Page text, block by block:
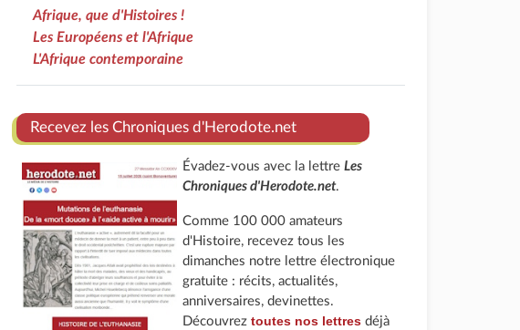
Afrique, que d'Histoires !
Les Européens et l'Afrique
L'Afrique contemporaine
Recevez les Chroniques d'Herodote.net
Évadez-vous avec la lettreLes
Chroniques d'Herodote.net.
Comme 100 000 amateurs
d'Histoire, recevez tous les
dimanches notre lettre électronique
gratuite : récits, actualités,
anniversaires, devinettes.
Découvreztoutes nos lettres déjà